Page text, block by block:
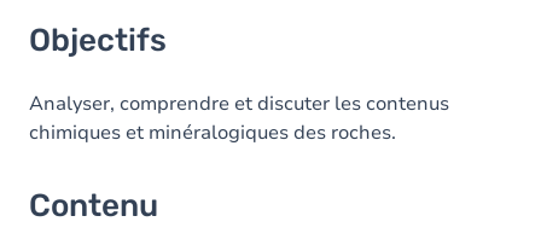
Exercices
Objectifs
Analyser, comprendre et discuter les contenus
chimiques et minéralogiques des roches.
Contenu